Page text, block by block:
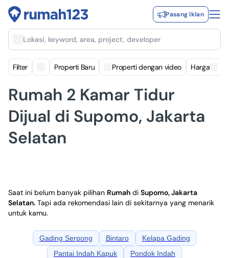
Pasang Iklan
Lokasi, keyword, area, project, developer
Filter Properti Baru Properti dengan video Harga
Rumah 2 Kamar Tidur
Dijual di Supomo, Jakarta
Selatan
Saat ini belum banyak pilihan Rumah di Supomo, Jakarta
Selatan. Tapi ada rekomendasi lain di sekitarnya yang menarik
untuk kamu.
Gading Serpong Bintaro
Kelapa Gading
Pantai Indah Kapuk
Pondok Indah